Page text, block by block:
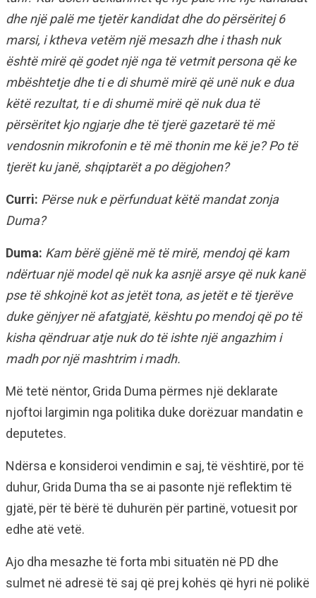
dhe një palë me tjetër kandidat dhe do përsëritej 6
marsi, i ktheva vetëm një mesazh dhe i thash nuk
është mirë që godet një nga të vetmit persona që ke
mbështetje dhe ti e di shumë mirë që unë nuk e dua
këtë rezultat, ti e di shumë mirë që nuk dua të
përsëritet kjo ngjarje dhe të tjerë gazetarë të më
vendosnin mikrofonin e të më thonin me kë je? Po të
tjerët ku janë, shqiptarët a po dëgjohen?
Curri: Përse nuk e përfunduat këtë mandat zonja
Duma?
Duma: Kam bërë gjënë më të mirë, mendoj që kam
ndërtuar një model që nuk ka asnjë arsye që nuk kanë
pse të shkojnë kot as jetët tona, as jetët e të tjerëve
duke gënjyer në afatgjatë, kështu po mendoj që po të
kisha qëndruar atje nuk do të ishte një angazhim i
madh por një mashtrim i madh.
Më tetë nëntor, Grida Duma përmes një deklarate
njoftoi largimin nga politika duke dorëzuar mandatin e
deputetes.
Ndërsa e konsideroi vendimin e saj, të vështirë, por të
duhur, Grida Duma tha se ai pasonte një reflektim të
gjatë, për të bërë të duhurën për partinë, votuesit por
edhe atë vetë.
Ajo dha mesazhe të forta mbi situatën në PD dhe
sulmet në adresë të saj që prej kohës që hyri në polikë